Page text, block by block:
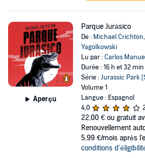
Aperçu
Parque Jurásico
De : Michael Crichton,
Yagolkowski
Lu par :Carlos
Durée : 16 h et 32 min
Série :Jurassic Park
Volume 1
Langue : Espagnol
4,0
22,00 € ou gratuit
Renouvellement
5,99 €/mois après
conditions